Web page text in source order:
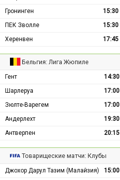
Гронинген
15:30
ПЕК Зволле
15:30
Херенвен
17:45
Бельгия: Лига Жюпиле
Гент 14:30
Шарлеруа
17:00
Зюлте-Варегем
17:00
Андерлехт
19:30
Антверпен
20:15
Товарищеские матчи: Клубы
Джохор Дарул Тазим (Малайзия) 15:00